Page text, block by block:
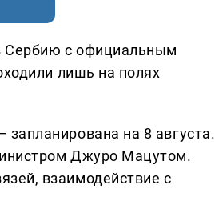
Сербию с официальным
лишь на полях
на 8 августа.
Джуро Мацутом.
взаимодействие с